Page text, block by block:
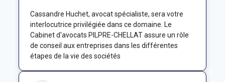
Cassandre Huchet, avocat spécialiste, sera votre
interlocutrice privilégiée dans ce domaine. Le
Cabinet d'avocats PILPRE-CHELLAT assure un rôle
de conseil aux entreprises dans les différentes
étapes de la vie des sociétés